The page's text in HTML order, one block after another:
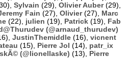
Sylvain (29), Olivier Auber(29),
Fain (27), Olivier(27), Marc
(22), julien (19), Patrick (19), Fab
(@arnaud_thurudev)
JustinThemiddle (16), vicnent
(15), Pierre Jol (14), patr_ix
(@lionellaske) (13), Pierre